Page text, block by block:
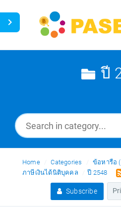
Search
Glossary
Thai
ปี
Home Categories
ข้อหารือ
ภาษีเงินได้นิติบุคคล
ปี 2548
Subscribe